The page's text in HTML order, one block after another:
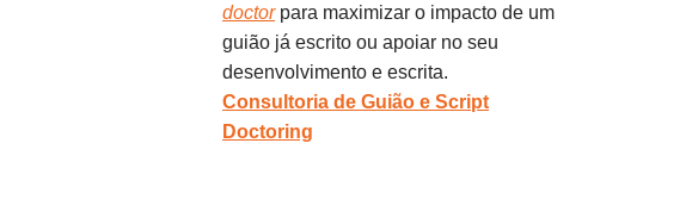
doctorpara maximizar o impacto de um
guião já escrito ou apoiar no seu
desenvolvimento e escrita.
Consultoria de Guião e Script
Doctoring